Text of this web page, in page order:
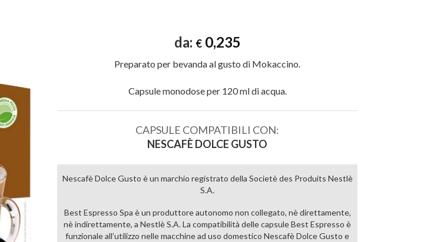
alla lista
dei
desideri
da: €0,235
Preparato per bevanda al gusto di Mokaccino.
Capsule monodose per 120 ml di acqua.
CAPSULE COMPATIBILI CON:
NESCAFÈ DOLCE GUSTO
Nescafè Dolce Gusto è un marchio registrato della Societè des Produits Nestlè
S.A.
Best Espresso Spa è un produttore autonomo non collegato, nè direttamente,
nè indirettamente, a Nestlè S.A. La compatibilità delle capsule Best Espresso è
funzionale all’utilizzo nelle macchine ad uso domestico Nescafè Dolce Gusto e